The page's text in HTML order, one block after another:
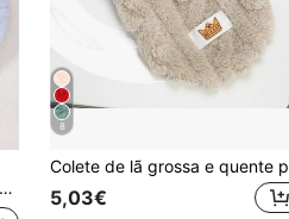
8
5,03€